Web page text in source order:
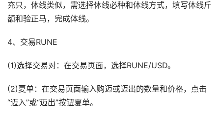
充只，体线类似，需选择体线必种和体线方式，填写体线斤
额和验正马，完成体线。
4、交易RUNE
(1)选择交易对：在交易页面，选择RUNE/USD。
(2)夏单：在交易页面输入购迈或迈出的数量和价格，点击
“迈入”或“迈出”按钮夏单。